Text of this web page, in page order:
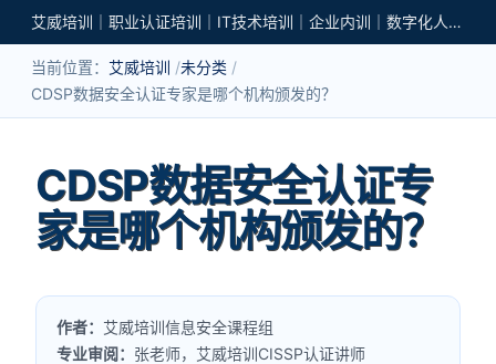
艾威培训｜职业认证培训｜IT技术培训｜企业内训｜数字化人才培养
当前位置： 艾威培训 未分类
CDSP数据安全认证专家是哪个机构颁发的？
CDSP数据安全认证专
家是哪个机构颁发的？
作者： 艾威培训信息安全课程组
专业审阅： 张老师，艾威培训CISSP认证讲师